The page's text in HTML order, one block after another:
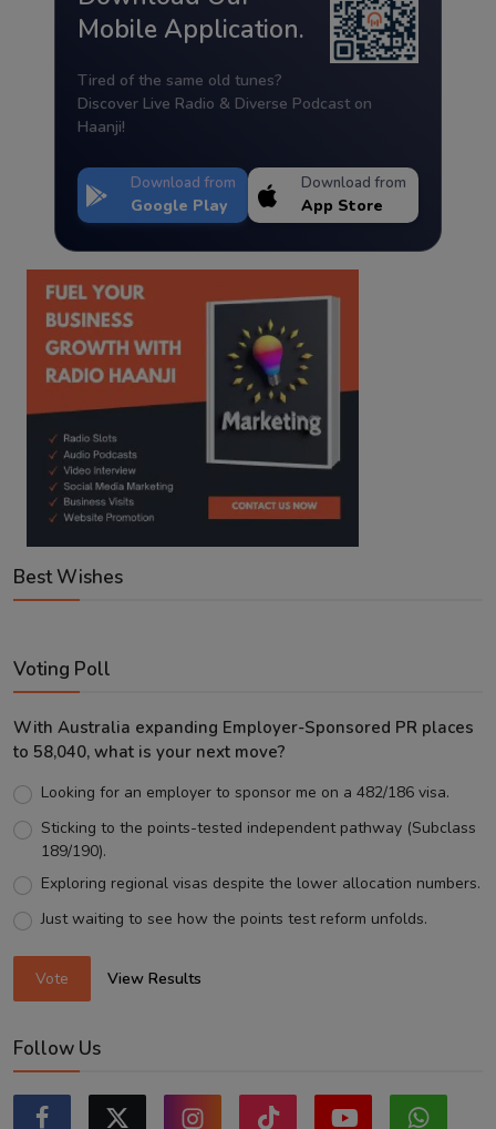
Mobile Application.
Tired of the same old tunes?
Discover Live Radio & Diverse Podcast on
Haanji!
Download from
Google Play
Download from
App Store
Best Wishes
Voting Poll
With Australia expanding Employer-Sponsored PR places
to 58,040, what is your next move?
Looking for an employer to sponsor me on a 482/186 visa.
Sticking to the points-tested independent pathway (Subclass
189/190).
Exploring regional visas despite the lower allocation numbers.
Just waiting to see how the points test reform unfolds.
Vote View Results
Follow Us